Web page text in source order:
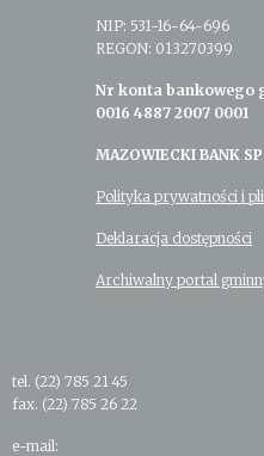
NIP: 531-16-64-696
REGON: 013270399
Nr konta bankowego
0016 4887 2007 0001
MAZOWIECKI BANK
Polityka prywatności i
Deklaracja dostępności
Archiwalny portal
tel. (22) 785 21 45
fax. (22) 785 26 22
e-mail: